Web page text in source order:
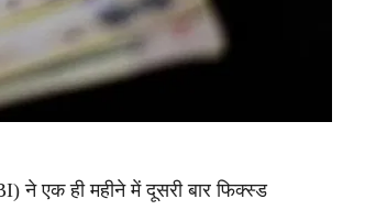
एक ही महीने में दूसरी बार फिक्स्ड